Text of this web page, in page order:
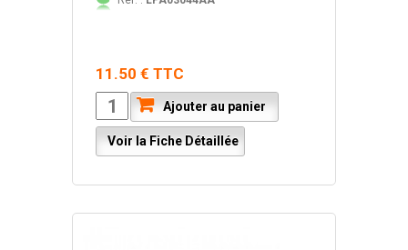
11.50 € TTC
Ajouter au panier
Voir la Fiche Détaillée